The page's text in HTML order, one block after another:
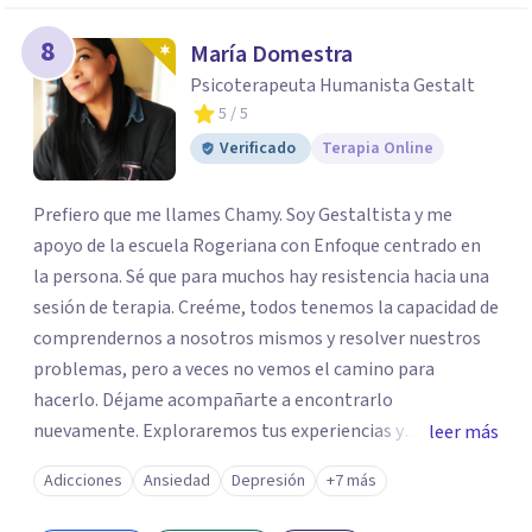
8 María Domestra
Psicoterapeuta Humanista Gestalt
5 / 5
Verificado
Terapia Online
Prefiero que me llames Chamy. Soy Gestaltista y me
apoyo de la escuela Rogeriana con Enfoque centrado en
la persona. Sé que para muchos hay resistencia hacia una
sesión de terapia. Creéme, todos tenemos la capacidad de
comprendernos a nosotros mismos y resolver nuestros
problemas, pero a veces no vemos el camino para
hacerlo. Déjame acompañarte a encontrarlo
nuevamente. Exploraremos tus experiencias y
emociones; encontrar en la novedad otra forma de
responder a ellas y enfrentarlas hoy es a lo que te invito.
Reinventarse es una opción. La relación que
leer más
Adicciones Ansiedad Depresión +7 más